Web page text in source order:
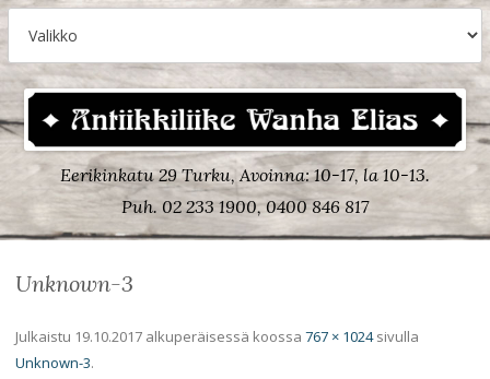
Eerikinkatu 29 Turku, Avoinna: 10-17, la 10-13.
Puh. 02 233 1900, 0400 846 817
Unknown-3
Julkaistu 19.10.2017 alkuperäisessä koossa 767 × 1024sivulla
Unknown-3.